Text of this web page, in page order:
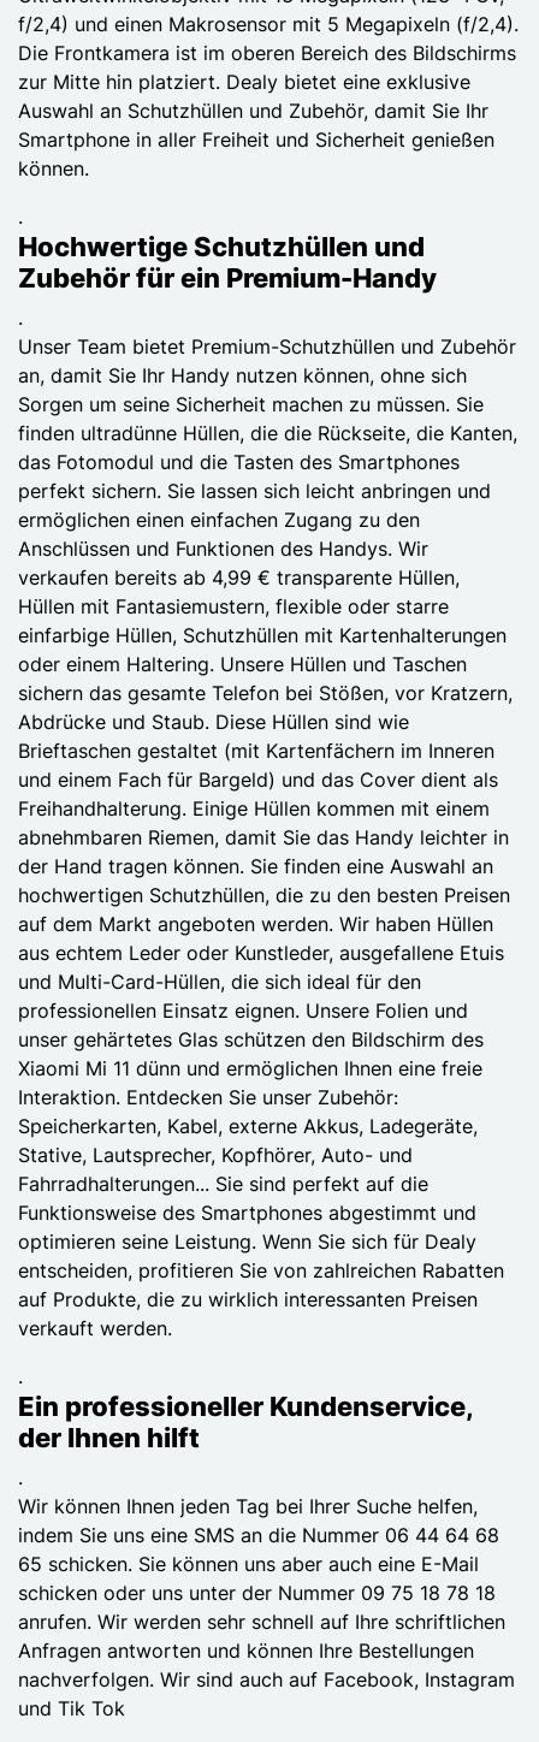
f/2,4) und einen Makrosensor mit 5 Megapixeln (f/2,4).
Die Frontkamera ist im oberen Bereich des Bildschirms
zur Mitte hin platziert. Dealy bietet eine exklusive
Auswahl an Schutzhüllen und Zubehör, damit Sie Ihr
Smartphone in aller Freiheit und Sicherheit genießen
können.
.
Hochwertige Schutzhüllen und
Zubehör für ein Premium-Handy
.
Unser Team bietet Premium-Schutzhüllen und Zubehör
an, damit Sie Ihr Handy nutzen können, ohne sich
Sorgen um seine Sicherheit machen zu müssen. Sie
finden ultradünne Hüllen, die die Rückseite, die Kanten,
das Fotomodul und die Tasten des Smartphones
perfekt sichern. Sie lassen sich leicht anbringen und
ermöglichen einen einfachen Zugang zu den
Anschlüssen und Funktionen des Handys. Wir
verkaufen bereits ab 4,99 € transparente Hüllen,
Hüllen mit Fantasiemustern, flexible oder starre
einfarbige Hüllen, Schutzhüllen mit Kartenhalterungen
oder einem Haltering. Unsere Hüllen und Taschen
sichern das gesamte Telefon bei Stößen, vor Kratzern,
Abdrücke und Staub. Diese Hüllen sind wie
Brieftaschen gestaltet (mit Kartenfächern im Inneren
und einem Fach für Bargeld) und das Cover dient als
Freihandhalterung. Einige Hüllen kommen mit einem
abnehmbaren Riemen, damit Sie das Handy leichter in
der Hand tragen können. Sie finden eine Auswahl an
hochwertigen Schutzhüllen, die zu den besten Preisen
auf dem Markt angeboten werden. Wir haben Hüllen
aus echtem Leder oder Kunstleder, ausgefallene Etuis
und Multi-Card-Hüllen, die sich ideal für den
professionellen Einsatz eignen. Unsere Folien und
unser gehärtetes Glas schützen den Bildschirm des
Xiaomi Mi 11 dünn und ermöglichen Ihnen eine freie
Interaktion. Entdecken Sie unser Zubehör:
Speicherkarten, Kabel, externe Akkus, Ladegeräte,
Stative, Lautsprecher, Kopfhörer, Auto- und
Fahrradhalterungen... Sie sind perfekt auf die
Funktionsweise des Smartphones abgestimmt und
optimieren seine Leistung. Wenn Sie sich für Dealy
entscheiden, profitieren Sie von zahlreichen Rabatten
auf Produkte, die zu wirklich interessanten Preisen
verkauft werden.
.
Ein professioneller Kundenservice,
der Ihnen hilft
.
Wir können Ihnen jeden Tag bei Ihrer Suche helfen,
indem Sie uns eine SMS an die Nummer 06 44 64 68
65 schicken. Sie können uns aber auch eine E-Mail
schicken oder uns unter der Nummer 09 75 18 78 18
anrufen. Wir werden sehr schnell auf Ihre schriftlichen
Anfragen antworten und können Ihre Bestellungen
nachverfolgen. Wir sind auch auf Facebook, Instagram
und Tik Tok